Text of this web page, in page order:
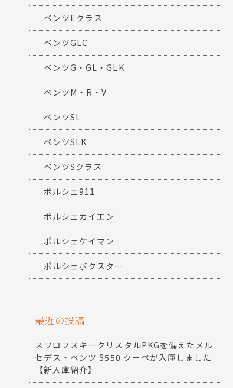
ベンツEクラス
ベンツGLC
ベンツG・GL・GLK
ベンツM・R・V
ベンツSL
ベンツSLK
ベンツSクラス
ポルシェ911
ポルシェカイエン
ポルシェケイマン
ポルシェボクスター
最近の投稿
スワロフスキークリスタルPKGを備えたメル
セデス・ベンツ S550 クーペが入庫しました
【新入庫紹介】